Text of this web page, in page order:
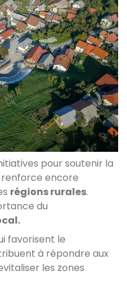
pour soutenir la
encore
régions rurales.
du
favorisent le
à répondre aux
les zones